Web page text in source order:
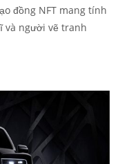
đồng NFT mang tính
và người vẽ tranh